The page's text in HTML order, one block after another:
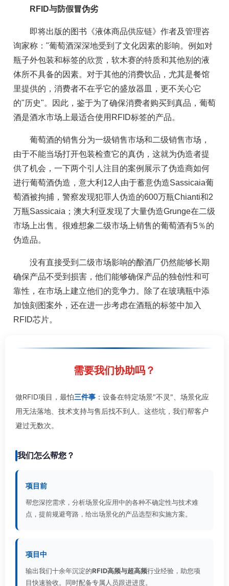
RFID与防假冒伪劣
即将出版的图书《液体商品供应链》作者及管理咨
询家称："葡萄酒深深地受到了文化因素的影响。例如对
瓶子外包装和标签的欣赏，软木赛的特质和其他别的液
体所不具备的因素。对于其他的消费饮品，尤其是餐馆
里提供的，消费者不在乎它的盛放器皿，更不关心它
的"历史"。因此，鉴于为了确保消费者购买到真品，葡萄
酒是酒水市场上最适合使用RFID标签的产品。
葡萄酒的销售分为一级销售市场和二级销售市场，
由于不能当场打开包装检查它的真伪，这就为伪造者提
供了机会，一下两个引人注目的案例展示了伪造商如何
进行葡萄酒伪造，意大利12人由于蓄意伪造Sassicaia葡
萄酒被拘捕，警察发现犯罪人伪造的600万瓶Chianti和2
万瓶Sassicaia；澳大利亚发现了大量伪造Grunge在二级
市场上出售。很难想象二级市场上销售的葡萄酒有5％的
伪造品。
没有直接受到二级市场影响的酿酒厂仍然能够长期
确保产品不受到损害，他们能够确保产品的独创性和可
靠性，在市场上建立他们的竞争力。除了在玻璃瓶中添
加蚀刻图案外，还在进一步考虑在酒瓶的标签中加入
RFID芯片。
需要我们协助吗？
做RFID项目，最怕三件事 ：设备在特定场景"不灵"、场景化应
用无法落地、技术支持与售后找不到人。这些坑，我们帮客户
避过无数次。
我们怎么帮您？
项目前
帮您深挖需求，分析场景化应用中的各种不确定性与技术难
点，提前规避弯路，给出场景化的产品选型和实施方案。
项目中
输出我们十余年沉淀的RFID高频与超高频行业经验，助您项
目快速验收。同时配备专属人员跟进进度。